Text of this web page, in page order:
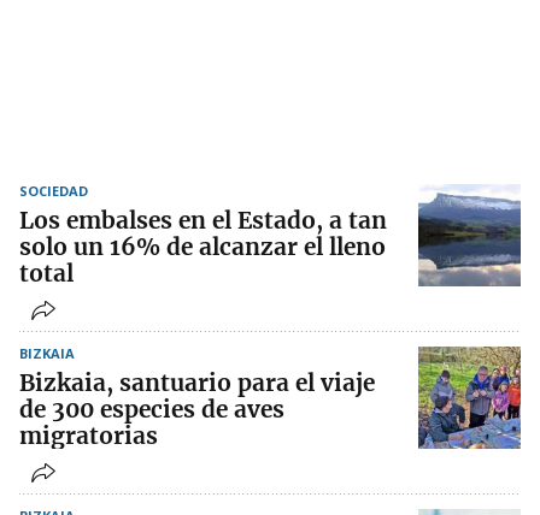
SOCIEDAD
Los embalses en el Estado, a tan
solo un 16% de alcanzar el lleno
total
BIZKAIA
Bizkaia, santuario para el viaje
de 300 especies de aves
migratorias